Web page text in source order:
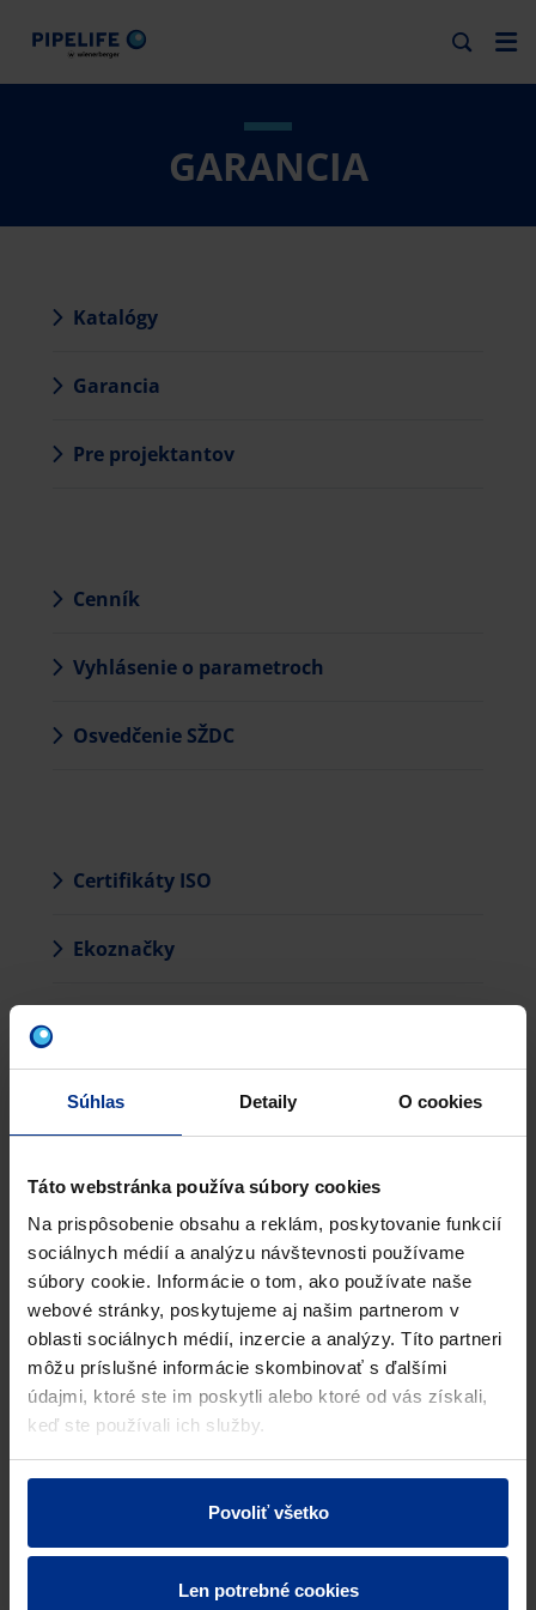
Súhlas Detaily O cookies
Táto webstránka používa súbory cookies
Na prispôsobenie obsahu a reklám, poskytovanie funkcií
sociálnych médií a analýzu návštevnosti používame
súbory cookie. Informácie o tom, ako používate naše
webové stránky, poskytujeme aj našim partnerom v
oblasti sociálnych médií, inzercie a analýzy. Títo partneri
môžu príslušné informácie skombinovať s ďalšími
údajmi, ktoré ste im poskytli alebo ktoré od vás získali,
keď ste používali ich služby.
Povoliť všetko
Len potrebné cookies
GARANCIA
Katalógy
Garancia
Pre projektantov
Cenník
Vyhlásenie o parametroch
Osvedčenie SŽDC
Certifikáty ISO
Ekoznačky
Výpočtové programy
Reklamačný protokol
Pipelife Slovakia s.r.o. Na stiahnutie
GARANCIA
ZÁRUKE - HT
PREHLÁSENIE O